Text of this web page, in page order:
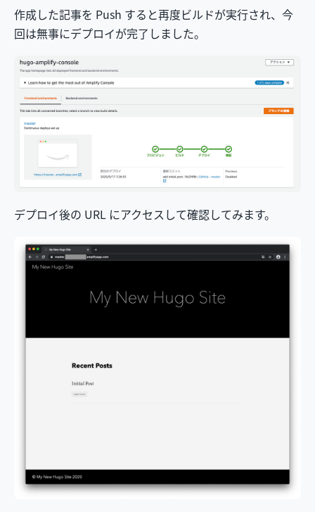
作成した記事を Push すると再度ビルドが実行され、今
回は無事にデプロイが完了しました。
デプロイ後の URL にアクセスして確認してみます。